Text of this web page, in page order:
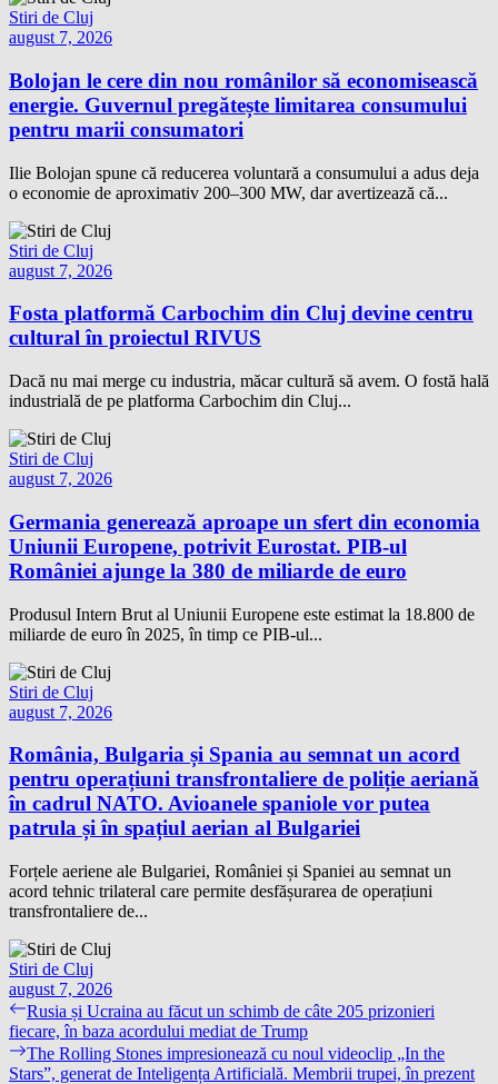
Stiri de Cluj
august 7, 2026
Bolojan le cere din nou românilor să economisească
energie. Guvernul pregătește limitarea consumului
pentru marii consumatori
Ilie Bolojan spune că reducerea voluntară a consumului a adus deja
o economie de aproximativ 200–300 MW, dar avertizează că...
Stiri de Cluj
august 7, 2026
Fosta platformă Carbochim din Cluj devine centru
cultural în proiectul RIVUS
Dacă nu mai merge cu industria, măcar cultură să avem. O fostă hală
industrială de pe platforma Carbochim din Cluj...
Stiri de Cluj
august 7, 2026
Germania generează aproape un sfert din economia
Uniunii Europene, potrivit Eurostat. PIB-ul
României ajunge la 380 de miliarde de euro
Produsul Intern Brut al Uniunii Europene este estimat la 18.800 de
miliarde de euro în 2025, în timp ce PIB-ul...
Stiri de Cluj
august 7, 2026
România, Bulgaria și Spania au semnat un acord
pentru operațiuni transfrontaliere de poliție aeriană
în cadrul NATO. Avioanele spaniole vor putea
patrula și în spațiul aerian al Bulgariei
Forțele aeriene ale Bulgariei, României și Spaniei au semnat un
acord tehnic trilateral care permite desfășurarea de operațiuni
transfrontaliere de...
Stiri de Cluj
august 7, 2026
Navigare
în
articole
Previous
post:
Rusia și Ucraina au făcut un schimb de câte 205 prizonieri
fiecare, în baza acordului mediat de Trump
Next
post:
The Rolling Stones impresionează cu noul videoclip „In the
Stars”, generat de Inteligența Artificială. Membrii trupei, în prezent